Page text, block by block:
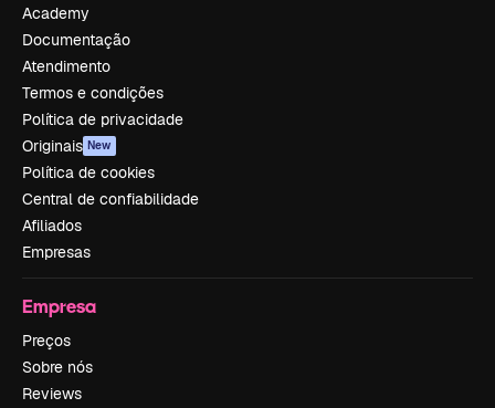
Academy
Documentação
Atendimento
Termos e condições
Política de privacidade
Originais New
Política de cookies
Central de confiabilidade
Afiliados
Empresas
Empresa
Preços
Sobre nós
Reviews